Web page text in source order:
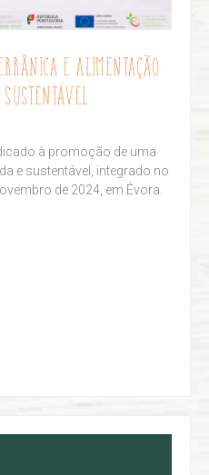
E ALIMENTAÇÃO
à promoção de uma
e sustentável, integrado no
de 2024, em Évora.